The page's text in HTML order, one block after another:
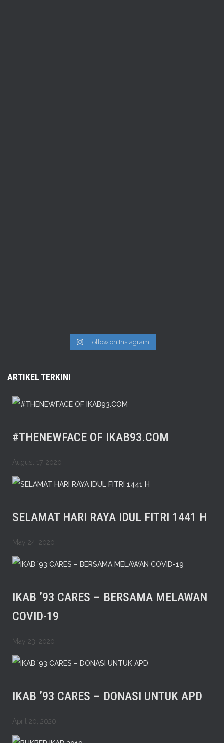
Follow on Instagram
ARTIKEL TERKINI
#THENEWFACE OF IKAB93.COM
August 17, 2020
SELAMAT HARI RAYA IDUL FITRI 1441 H
May 24, 2020
IKAB ’93 CARES – BERSAMA MELAWAN
COVID-19
May 23, 2020
IKAB ’93 CARES – DONASI UNTUK APD
April 20, 2020